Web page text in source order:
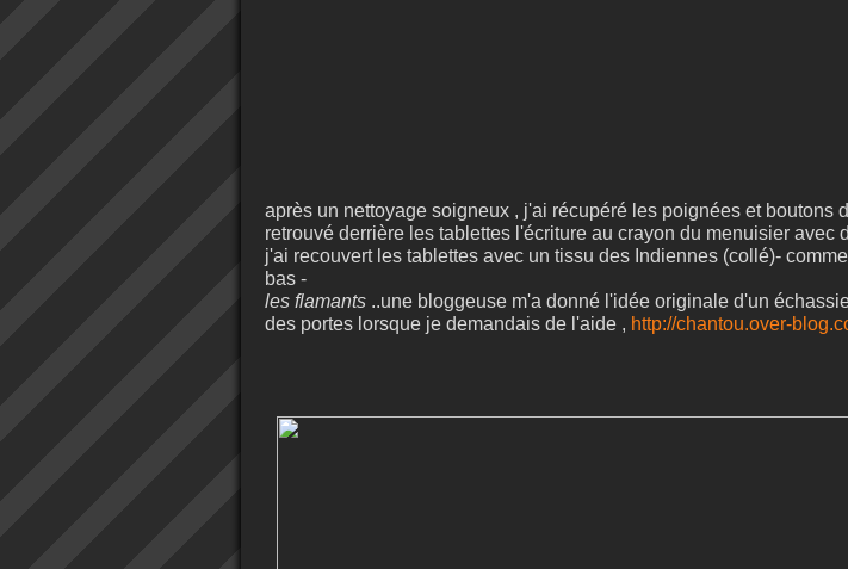
après un nettoyage soigneux , j'ai récupéré les poignées et boutons
retrouvé derrière les tablettes l'écriture au crayon du menuisier avec
j'ai recouvert les tablettes avec un tissu des Indiennes (collé)-
bas -
les flamants ..une bloggeuse m'a donné l'idée originale d'un
des portes lorsque je demandais de l'aide , http://chantou.over-